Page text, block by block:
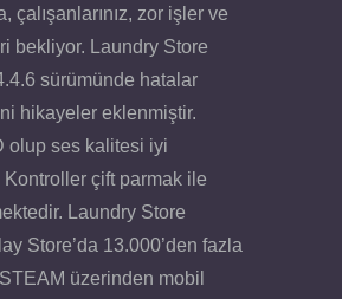
çalışanlarınız, zor işler ve
bekliyor. Laundry Store
sürümünde hatalar
hikayeler eklenmiştir.
olup ses kalitesi iyi
çift parmak ile
Laundry Store
Store’da 13.000’den fazla
üzerinden mobil